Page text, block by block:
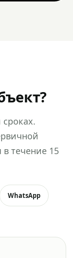
в течение 15
WhatsApp